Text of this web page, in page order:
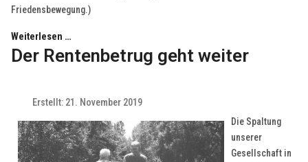
Friedensbewegung.)
Weiterlesen …
Der Rentenbetrug geht weiter
Erstellt: 21. November 2019
Die Spaltung
unserer
Gesellschaft in